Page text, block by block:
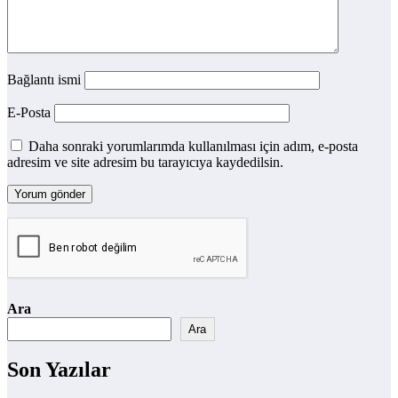
Bağlantı ismi
E-Posta
Daha sonraki yorumlarımda kullanılması için adım, e-posta
adresim ve site adresim bu tarayıcıya kaydedilsin.
Ara
Ara
Son Yazılar